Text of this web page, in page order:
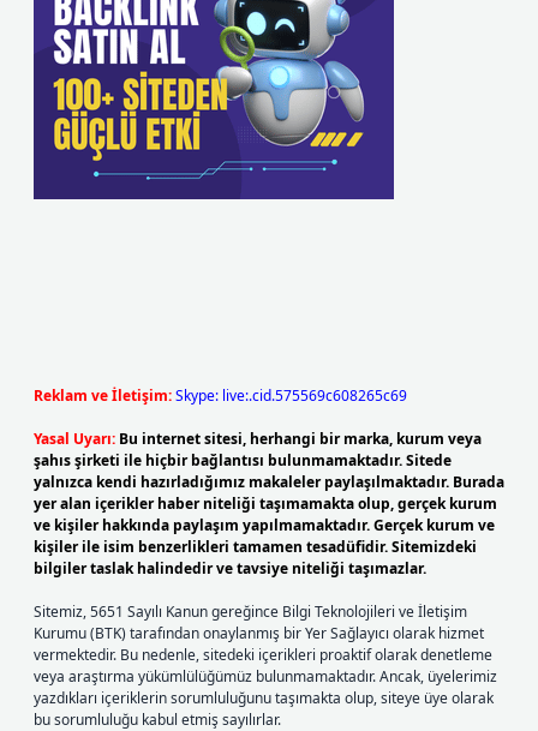
Reklam ve İletişim:Skype: live:.cid.575569c608265c69
Yasal Uyarı: Bu internet sitesi, herhangi bir marka, kurum veya
şahıs şirketi ile hiçbir bağlantısı bulunmamaktadır. Sitede
yalnızca kendi hazırladığımız makaleler paylaşılmaktadır. Burada
yer alan içerikler haber niteliği taşımamakta olup, gerçek kurum
ve kişiler hakkında paylaşım yapılmamaktadır. Gerçek kurum ve
kişiler ile isim benzerlikleri tamamen tesadüfidir. Sitemizdeki
bilgiler taslak halindedir ve tavsiye niteliği taşımazlar.
Sitemiz, 5651 Sayılı Kanun gereğince Bilgi Teknolojileri ve İletişim
Kurumu (BTK) tarafından onaylanmış bir Yer Sağlayıcı olarak hizmet
vermektedir. Bu nedenle, sitedeki içerikleri proaktif olarak denetleme
veya araştırma yükümlülüğümüz bulunmamaktadır. Ancak, üyelerimiz
yazdıkları içeriklerin sorumluluğunu taşımakta olup, siteye üye olarak
bu sorumluluğu kabul etmiş sayılırlar.